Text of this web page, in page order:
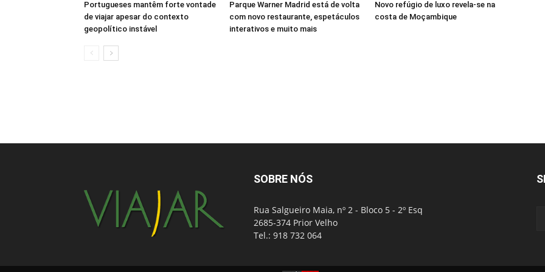
Portugueses mantêm forte vontade
de viajar apesar do contexto
geopolítico instável
Parque Warner Madrid está de volta
com novo restaurante, espetáculos
interativos e muito mais
Novo refúgio de luxo revela-se na
costa de Moçambique
SOBRE NÓS
Rua Salgueiro Maia, nº 2 - Bloco 5 - 2º Esq
2685-374 Prior Velho
Tel.: 918 732 064